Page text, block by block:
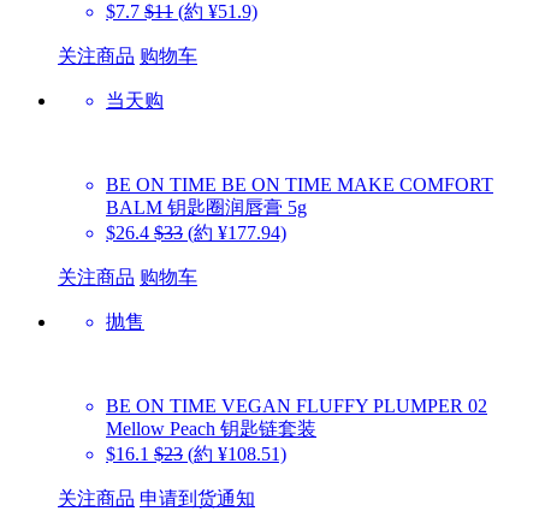
$7.7 $11 (約 ¥51.9)
关注商品 购物车
当天购
BE ON TIME BE ON TIME MAKE COMFORT
BALM 钥匙圈润唇膏 5g
$26.4 $33 (約 ¥177.94)
关注商品 购物车
抛售
BE ON TIME VEGAN FLUFFY PLUMPER 02
Mellow Peach 钥匙链套装
$16.1 $23 (約 ¥108.51)
关注商品 申请到货通知